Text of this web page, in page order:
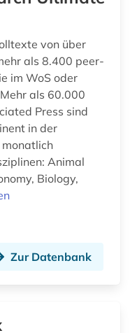
von über
als 8.400 peer-
im WoS oder
als 60.000
Press sind
in der
Biology,
Zur Datenbank